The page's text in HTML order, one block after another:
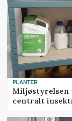
PLANTER
Miljøstyrelsen
centralt